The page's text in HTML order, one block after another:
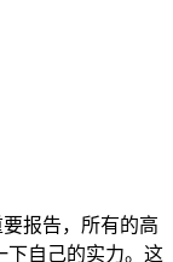
报告，所有的高
下自己的实力。这